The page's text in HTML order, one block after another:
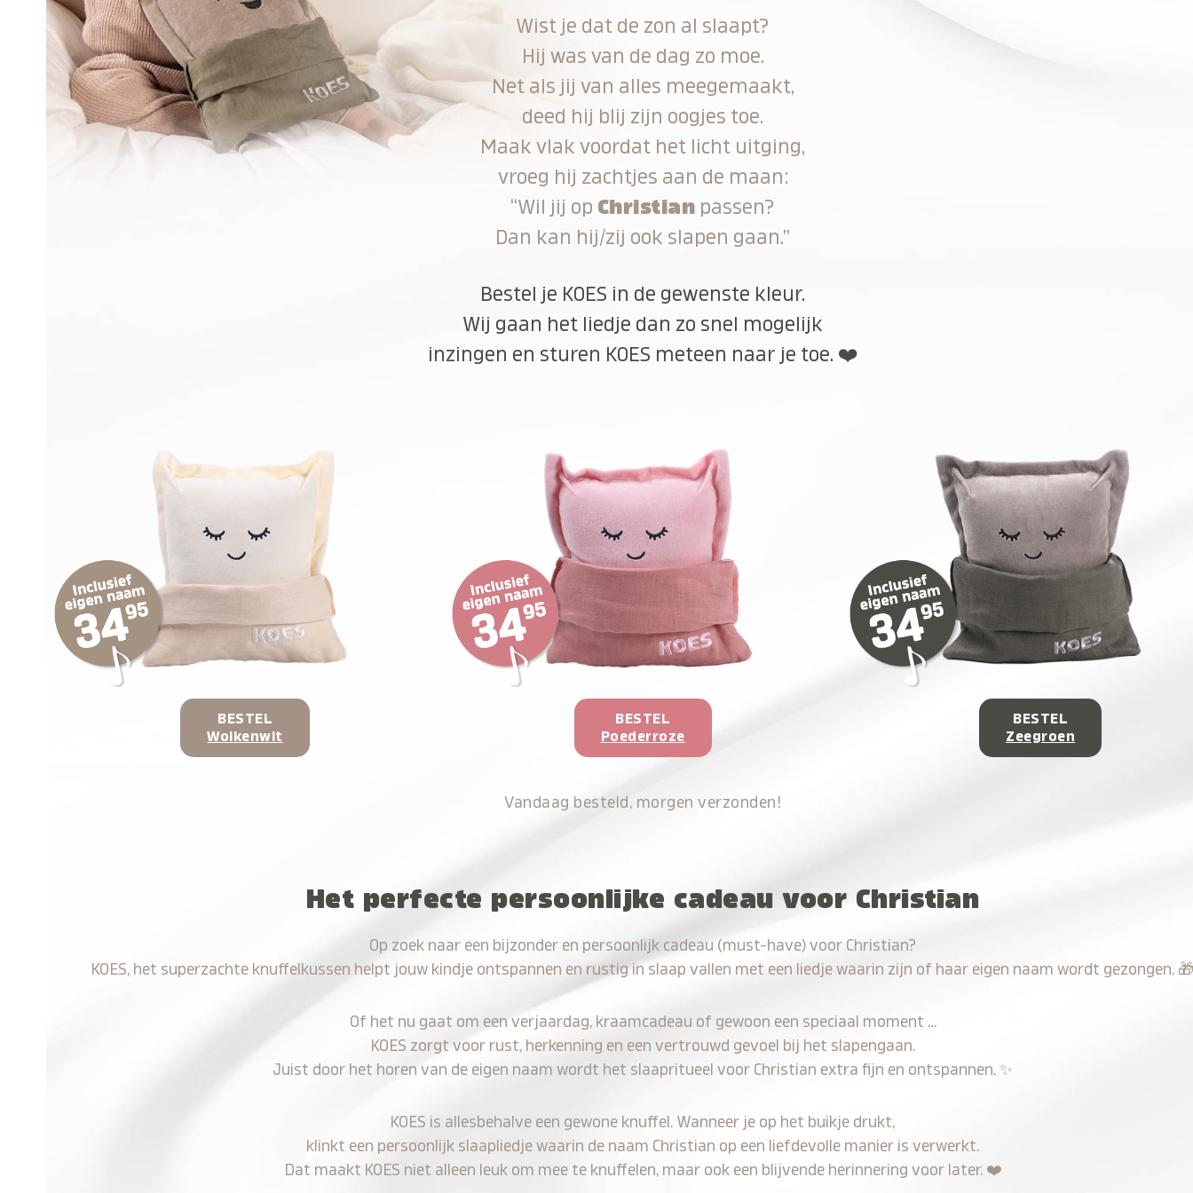
Wist je dat de zon al slaapt?
Hij was van de dag zo moe.
Net als jij van alles meegemaakt,
deed hij blij zijn oogjes toe.
Maak vlak voordat het licht uitging,
vroeg hij zachtjes aan de maan:
“Wil jij op Christian passen?
Dan kan hij/zij ook slapen gaan.”
Bestel je KOES in de gewenste kleur.
Wij gaan het liedje dan zo snel mogelijk
inzingen en sturen KOES meteen naar je toe. ❤️
BESTEL
Wolkenwit
BESTEL
Poederroze
BESTEL
Zeegroen
Vandaag besteld, morgen verzonden!
Het perfecte persoonlijke cadeau voor Christian
Op zoek naar een bijzonder en persoonlijk cadeau (must-have) voor Christian?
KOES, het superzachte knuffelkussen helpt jouw kindje ontspannen en rustig in slaap vallen met een liedje waarin zijn of haar eigen naam wordt gezongen.
Of het nu gaat om een verjaardag, kraamcadeau of gewoon een speciaal moment …
KOES zorgt voor rust, herkenning en een vertrouwd gevoel bij het slapengaan.
Juist door het horen van de eigen naam wordt het slaapritueel voor Christian extra fijn en ontspannen. ✨
KOES is allesbehalve een gewone knuffel. Wanneer je op het buikje drukt,
klinkt een persoonlijk slaapliedje waarin de naam Christian op een liefdevolle manier is verwerkt.
Dat maakt KOES niet alleen leuk om mee te knuffelen, maar ook een blijvende herinnering voor later. ❤️